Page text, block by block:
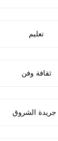
تعليم
ثقافة وفن
جريدة الشروق